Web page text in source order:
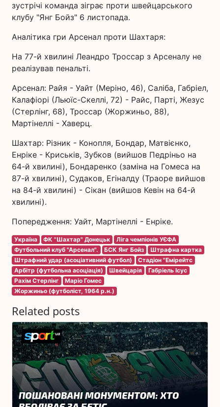
зустрічі команда зіграє проти швейцарського
клубу "Янг Бойз" 6 листопада.
Аналітика гри Арсенал проти Шахтаря:
На 77-й хвилині Леандро Троссар з Арсеналу не
реалізував пенальті.
Арсенал: Райя - Уайт (Меріно, 46), Саліба, Габріел,
Калафіорі (Льюїс-Скеллі, 72) - Райс, Парті, Жезус
(Стерлінг, 68), Троссар (Жоржиньо, 88),
Мартінеллі - Хаверц.
Шахтар: Різник - Конопля, Бондар, Матвієнко,
Енріке - Криськів, Зубков (вийшов Педріньо на
64-й хвилині), Бондаренко (заміна на Гомеса на
87-й хвилині), Судаков, Егіналду (Траоре вийшов
на 84-й хвилині) - Сікан (вийшов Кевін на 64-й
хвилині).
Попередження: Уайт, Мартінеллі - Енріке.
Україна ФК "Шахтар" Донецьк
Ліга чемпіонів УЄФА
Футбольний клуб "Арсенал".
БСК Янг Бойз
Штрафна картка
Штрафний удар (асоціативний футбол)
Стадіон "Емірейтс
Арбітр (футбольна асоціація)
Швейцарія
Габріель Ісус
Рахім Стерлінг
Маріо Гомес
Жоржиньо (футболіст, 1964 р.н.)
Related posts